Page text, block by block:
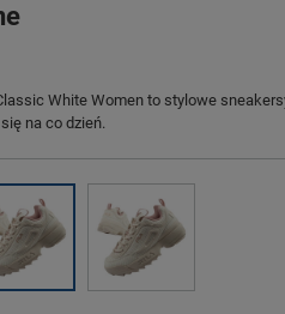
White Women to stylowe
na co dzień.